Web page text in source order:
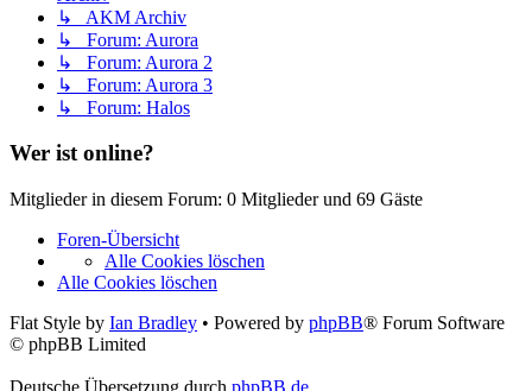
↳ AKM Archiv
↳ Forum: Aurora
↳ Forum: Aurora 2
↳ Forum: Aurora 3
↳ Forum: Halos
Wer ist online?
Mitglieder in diesem Forum: 0 Mitglieder und 69 Gäste
Foren-Übersicht
Alle Cookies löschen
Alle Cookies löschen
Flat Style by Ian Bradley • Powered by phpBB® Forum Software
© phpBB Limited